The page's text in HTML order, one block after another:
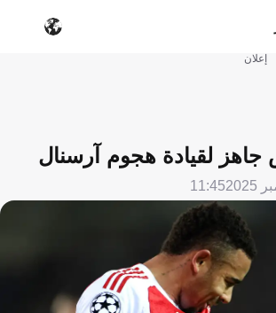
إعلان
جاهز لقيادة هجوم آرسنال
11:45